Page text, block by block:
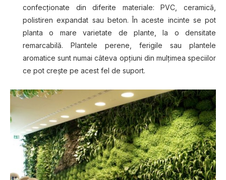
confecţionate din diferite materiale: PVC, ceramică,
polistiren expandat sau beton. În aceste incinte se pot
planta o mare varietate de plante, la o densitate
remarcabilă. Plantele perene, ferigile sau plantele
aromatice sunt numai câteva opţiuni din mulţimea speciilor
ce pot creşte pe acest fel de suport.